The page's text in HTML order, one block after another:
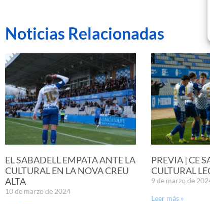
Noticias Relacionadas
EL SABADELL EMPATA ANTE LA
CULTURAL EN LA NOVA CREU
ALTA
10 de marzo de 2024
PREVIA | CE
CULTURAL
9 de marzo de
Leer más »